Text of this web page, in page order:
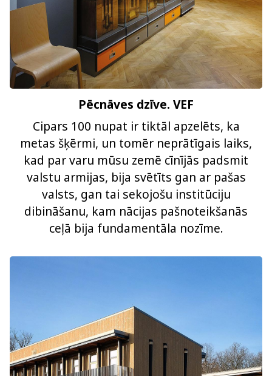
Pēcnāves dzīve. VEF
Cipars 100 nupat ir tiktāl apzelēts, ka
metas šķērmi, un tomēr neprātīgais laiks,
kad par varu mūsu zemē cīnījās padsmit
valstu armijas, bija svētīts gan ar pašas
valsts, gan tai sekojošu institūciju
dibināšanu, kam nācijas pašnoteikšanās
ceļā bija fundamentāla nozīme.